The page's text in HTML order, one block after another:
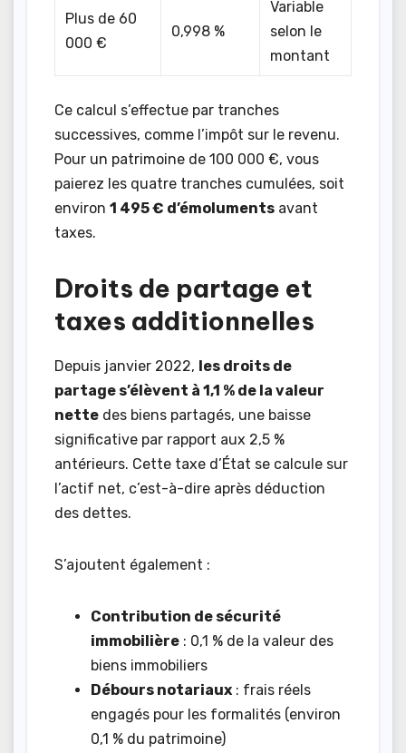
Plus de 60
000 €
0,998 %
Variable
selon le
montant
Ce calcul s’effectue par tranches
successives, comme l’impôt sur le revenu.
Pour un patrimoine de 100 000 €, vous
paierez les quatre tranches cumulées, soit
environ 1 495 € d’émoluments avant
taxes.
Droits de partage et
taxes additionnelles
Depuis janvier 2022, les droits de
partage s’élèvent à 1,1 % de la valeur
nette des biens partagés, une baisse
significative par rapport aux 2,5 %
antérieurs. Cette taxe d’État se calcule sur
l’actif net, c’est-à-dire après déduction
des dettes.
S’ajoutent également :
Contribution de sécurité
immobilière : 0,1 % de la valeur des
biens immobiliers
Débours notariaux : frais réels
engagés pour les formalités (environ
0,1 % du patrimoine)